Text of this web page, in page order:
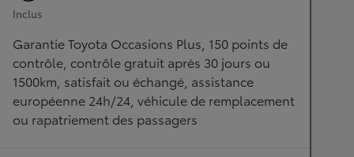
Inclus
Garantie Toyota Occasions Plus, 150 points de
contrôle, contrôle gratuit après 30 jours ou
1500km, satisfait ou échangé, assistance
européenne 24h/24, véhicule de remplacement
ou rapatriement des passagers